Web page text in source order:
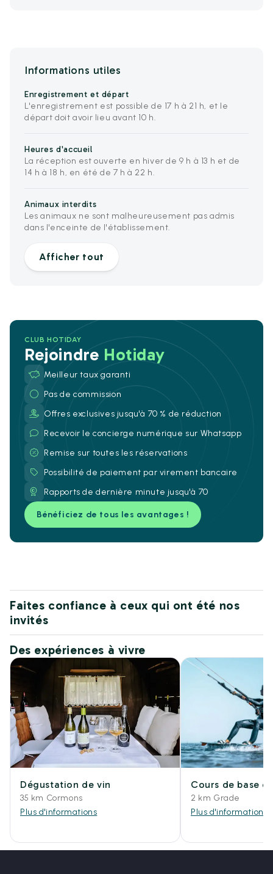
Informations utiles
Enregistrement et départ
L'enregistrement est possible de 17 h à 21 h, et le
départ doit avoir lieu avant 10 h.
Heures d'accueil
La réception est ouverte en hiver de 9 h à 13 h et de
14 h à 18 h, en été de 7 h à 22 h.
Animaux interdits
Les animaux ne sont malheureusement pas admis
dans l'enceinte de l'établissement.
Afficher tout
CLUB HOTIDAY
Rejoindre Hotiday
Meilleur taux garanti
Pas de commission
Offres exclusives jusqu'à 70 % de réduction
Recevoir le concierge numérique sur Whatsapp
Remise sur toutes les réservations
Possibilité de paiement par virement bancaire
Rapports de dernière minute jusqu'à 70
Bénéficiez de tous les avantages !
Faites confiance à ceux qui ont été nos
invités
Des expériences à vivre
Dégustation de vin
35 km Cormons
Plus d'informations
Cours de base
2 km Grade
Plus d'informations